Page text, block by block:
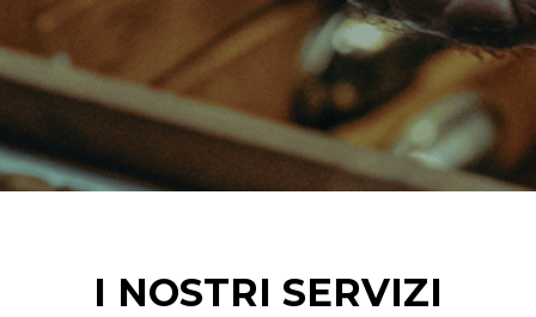
I NOSTRI SERVIZI